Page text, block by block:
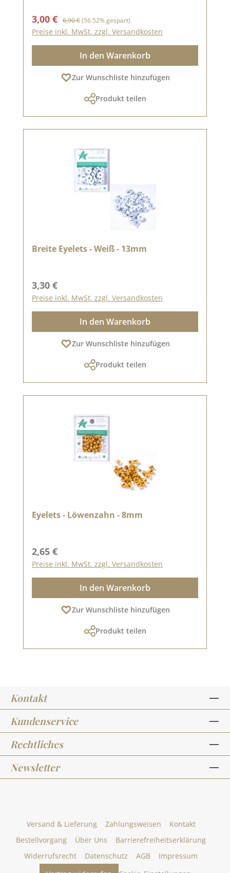
Verkaufspreis:
3,00 € Regulärer Preis:
6,90 €(56.52% gespart)
Preise inkl. MwSt. zzgl. Versandkosten
In den Warenkorb
Zur Wunschliste hinzufügen
Produkt teilen
Breite Eyelets - Weiß - 13mm
Regulärer Preis:
3,30 €
Preise inkl. MwSt. zzgl. Versandkosten
In den Warenkorb
Zur Wunschliste hinzufügen
Produkt teilen
Eyelets - Löwenzahn - 8mm
Regulärer Preis:
2,65 €
Preise inkl. MwSt. zzgl. Versandkosten
In den Warenkorb
Zur Wunschliste hinzufügen
Produkt teilen
Kontakt
Kundenservice
Rechtliches
Newsletter
Versand & Lieferung Zahlungsweisen
Kontakt
Bestellvorgang
Über Uns
Barrierefreiheitserklärung
Widerrufsrecht
Datenschutz AGB
Impressum